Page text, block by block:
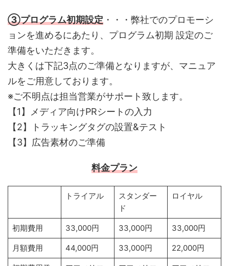
③プログラム初期設定 ・・・弊社でのプロモーシ
ョンを進めるにあたり、プログラム初期 設定のご
準備をいただきます。
大きくは下記3点のご準備となりますが、マニュア
ルをご用意しております。
※ご不明点は担当営業がサポート致します。
【1】メディア向けPRシートの入力
【2】トラッキングタグの設置&テスト
【3】広告素材のご準備
料金プラン
トライアル
スタンダー
ド
ロイヤル
初期費用 33,000円 33,000円 33,000円
月額費用 44,000円 33,000円 22,000円